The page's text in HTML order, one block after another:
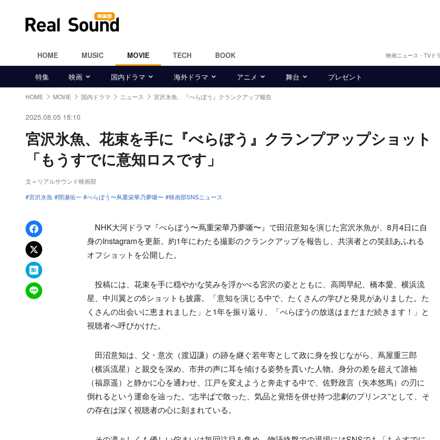
HOME MUSIC MOVIE TECH BOOK 映画ニュース・TVド
特集 映画 国内ドラマ 海外ドラマ アニメ 舞台 プレゼント
HOME MOVIE 国内ドラマ ニュース 宮沢氷魚、『べらぼう』クランクアップ報告
2025.08.05 18:10
宮沢氷魚、花束を手に『べらぼう』クランプアップショット
「もうすでに意知ロスです」
文＝リアルサウンド映画部
宮沢氷魚
間瀬佑一 べらぼう〜蔦重栄華乃夢噺〜 映画部SNSニュース
Facebookでシェア
xでポスト
はてなブックマーク
LINEで送る
NHK大河ドラマ『べらぼう〜蔦重栄華乃夢噺〜』で田沼意知を演じた宮沢氷魚が、8月4日に自
身のInstagramを更新。約1年にわたる撮影のクランクアップを報告し、共演者との笑顔あふれる
オフショットを公開した。
投稿には、花束を手に穏やかな笑みを浮かべる宮沢の姿とともに、高岡早紀、橋本愛、横浜流
星、中川翼との5ショットも披露。「意知を演じる中で、たくさんの学びと発見がありました。た
くさんの出会いに恵まれました」と1年を振り返り、「べらぼうの放送はまだまだ続きます！」と
視聴者へ呼びかけた。
田沼意知は、父・意次（渡辺謙）の跡を継ぐ若年寄として政に身を投じながら、蔦屋重三郎
（横浜流星）と親交を深め、市井の声に耳を傾ける姿勢を貫いた人物。身分の差を超えて誰袖
（福原遥）と静かに心を通わせ、江戸を変えようと奔走する中で、佐野政言（矢本悠馬）の刃に
倒れるという運命を辿った。“志半ばで散った、気品と覚悟を併せ持つ悲劇のプリンス”として、そ
の存在は深く視聴者の心に刻まれている。